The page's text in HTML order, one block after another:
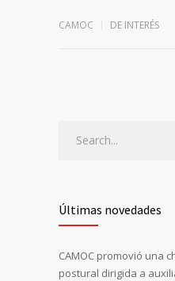
CAMOC DE INTERÉS
Últimas novedades
CAMOC promovió una
postural dirigida a